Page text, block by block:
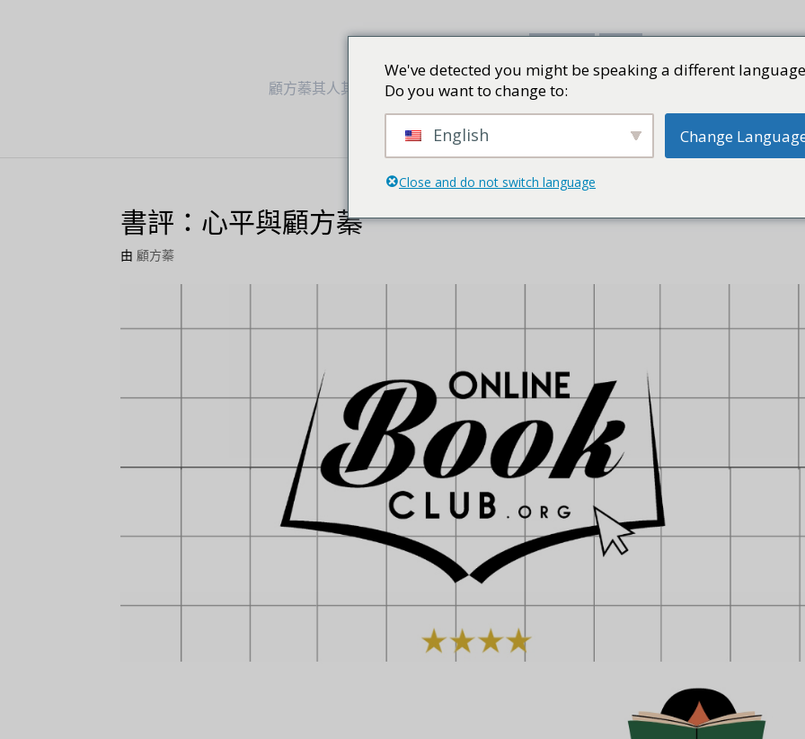
顧方蓁其人其事 書評 視頻
書評：心平與顧方蓁
由顧方蓁
We've detected you might be speaking a different
Do you want to change to:
English Change
Close and do not switch language